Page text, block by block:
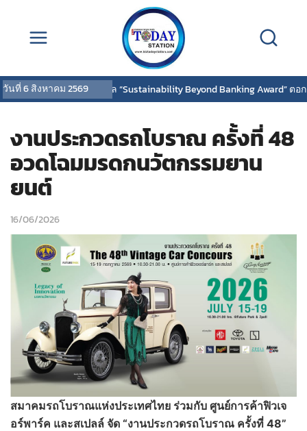
วันที่6 สิงหาคม 2569
กรไทยคว้ารางวัล “Sustainability Beyond Banking Award” ตอกย้ำผู้น
งานประกวดรถโบราณ ครั้งที่ 48
อวดโฉมมรดกนวัตกรรมยาน
ยนต์
16/06/2026
สมาคมรถโบราณแห่งประเทศไทย ร่วมกับ ศูนย์การค้าฟิวเจ
อร์พาร์ค และสเปลล์ จัด “งานประกวดรถโบราณ ครั้งที่ 48”